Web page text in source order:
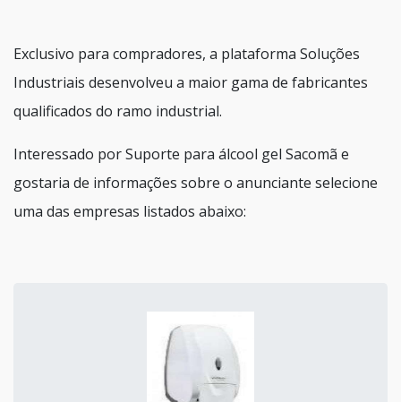
Exclusivo para compradores, a plataforma Soluções
Industriais desenvolveu a maior gama de fabricantes
qualificados do ramo industrial.
Interessado por Suporte para álcool gel Sacomã e
gostaria de informações sobre o anunciante selecione
uma das empresas listados abaixo: